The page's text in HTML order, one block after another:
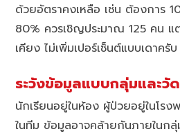
ด้วยอัตราคงเหลือ เช่น ต้องการ
80% ควรเชิญประมาณ 125 คน แ
เคียง ไม่เพิ่มเปอร์เซ็นต์แบบเดาครับ
ระวังข้อมูลแบบกลุ่มและวั
นักเรียนอยู่ในห้อง ผู้ป่วยอยู่ในโร
ในทีม ข้อมูลอาจคล้ายกันภายในก